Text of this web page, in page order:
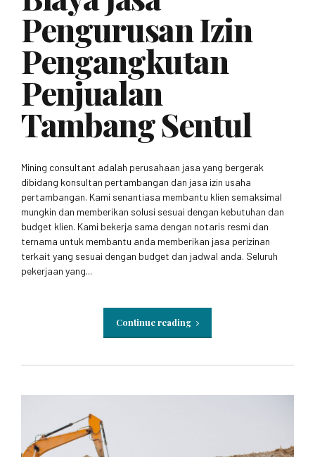
Pengurusan Izin
Pengangkutan
Penjualan
Tambang Sentul
Mining consultant adalah perusahaan jasa yang bergerak
dibidang konsultan pertambangan dan jasa izin usaha
pertambangan. Kami senantiasa membantu klien semaksimal
mungkin dan memberikan solusi sesuai dengan kebutuhan dan
budget klien. Kami bekerja sama dengan notaris resmi dan
ternama untuk membantu anda memberikan jasa perizinan
terkait yang sesuai dengan budget dan jadwal anda. Seluruh
pekerjaan yang...
Continue reading